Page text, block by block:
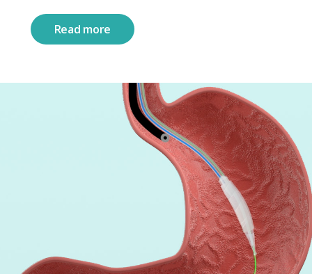
Read more